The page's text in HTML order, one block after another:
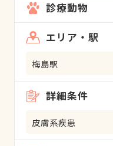
診療動物
エリア・駅
梅島駅
詳細条件
皮膚系疾患